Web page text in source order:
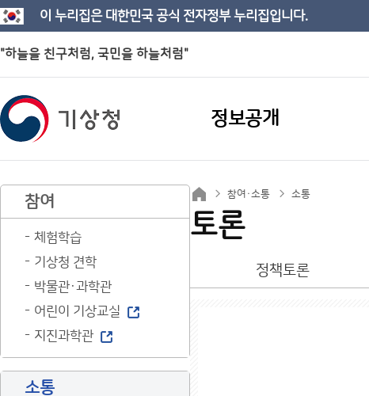
이 누리집은 대한민국 공식 전자정부 누리집입니다.
"하늘을 친구처럼, 국민을 하늘처럼"
정보공개
참여
체험학습
기상청 견학
박물관·과학관
어린이 기상교실
지진과학관
소통
참여·소통 소통
토론
정책토론